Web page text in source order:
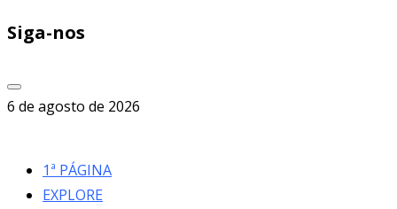
Siga-nos
6 de agosto de 2026
1ª PÁGINA
EXPLORE